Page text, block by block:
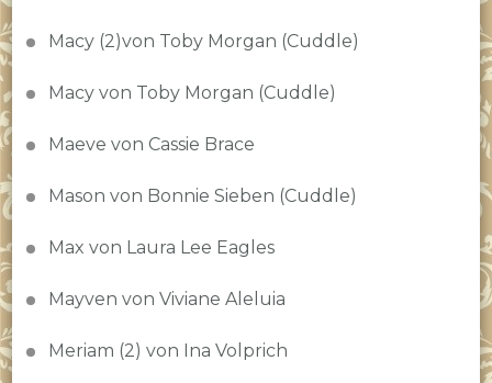
Macy (2)von Toby Morgan (Cuddle)
Macy von Toby Morgan (Cuddle)
Maeve von Cassie Brace
Mason von Bonnie Sieben (Cuddle)
Max von Laura Lee Eagles
Mayven von Viviane Aleluia
Meriam (2) von Ina Volprich